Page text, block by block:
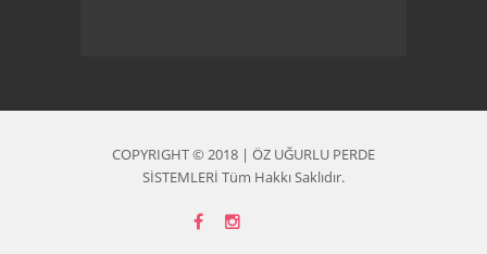
COPYRIGHT © 2018 | ÖZ UĞURLU PERDE
SİSTEMLERİ Tüm Hakkı Saklıdır.